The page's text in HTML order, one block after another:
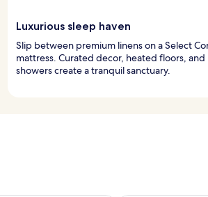
Luxurious sleep haven
Slip between premium linens on a Select
mattress. Curated decor, heated floors, and
showers create a tranquil sanctuary.